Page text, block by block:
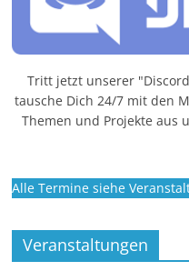
Tritt jetzt unserer
tausche Dich 24/7 mit den
Themen und Projekte aus
Alle Termine siehe
Veranstaltungen